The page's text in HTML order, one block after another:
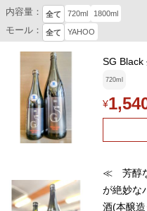
内容量： 全て 720ml 1800ml
モール： 全て YAHOO
SG Black
720ml
¥
≪ 芳醇な
が絶妙
酒(本醸